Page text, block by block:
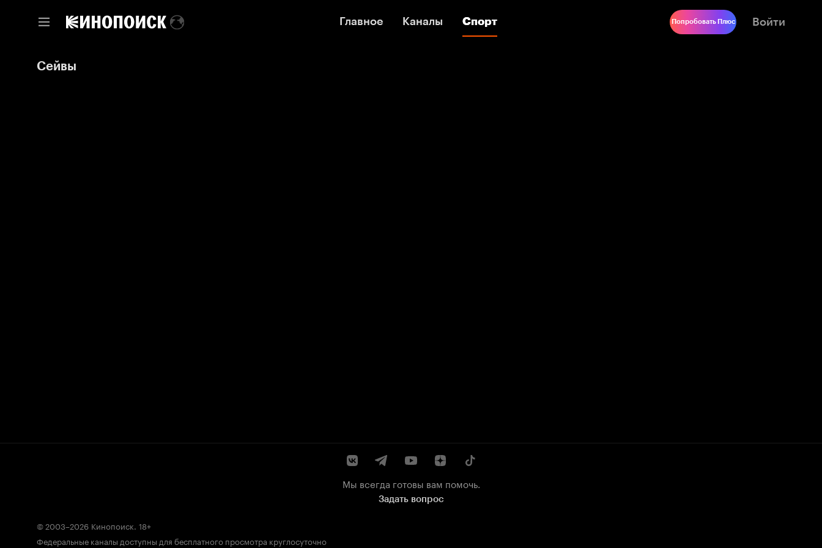
Главное Каналы Спорт
Главное Каналы Спорт Попробовать Плюс Войти
Сейвы
Мы всегда готовы вам помочь.
Задать вопрос
© 2003–2026 Кинопоиск. 18+
Федеральные каналы доступны для бесплатного просмотра круглосуточно